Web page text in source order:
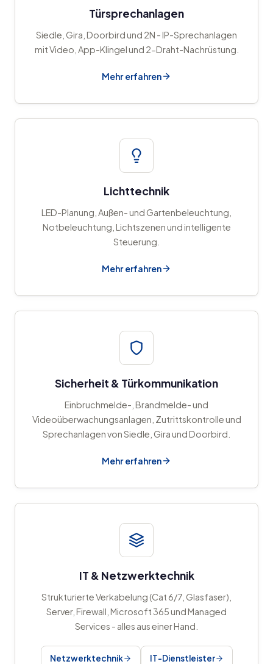
Türsprechanlagen
Siedle, Gira, Doorbird und 2N - IP-Sprechanlagen
mit Video, App-Klingel und 2-Draht-Nachrüstung.
Mehr erfahren
Lichttechnik
LED-Planung, Außen- und Gartenbeleuchtung,
Notbeleuchtung, Lichtszenen und intelligente
Steuerung.
Mehr erfahren
Sicherheit & Türkommunikation
Einbruchmelde-, Brandmelde- und
Videoüberwachungsanlagen, Zutrittskontrolle und
Sprechanlagen von Siedle, Gira und Doorbird.
Mehr erfahren
IT & Netzwerktechnik
Strukturierte Verkabelung (Cat 6/7, Glasfaser),
Server, Firewall, Microsoft 365 und Managed
Services - alles aus einer Hand.
Netzwerktechnik IT-Dienstleister